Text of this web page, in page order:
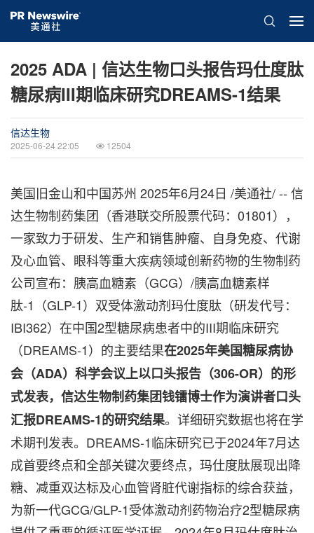
2025 ADA | 信达生物口头报告玛仕度肽
糖尿病III期临床研究DREAMS-1结果
信达生物
2025-06-24 22:05 12504
美国旧金山和中国苏州 2025年6月24日 /美通社/ -- 信
达生物制药集团（香港联交所股票代码：01801），
一家致力于研发、生产和销售肿瘤、自身免疫、代谢
及心血管、眼科等重大疾病领域创新药物的生物制药
公司宣布：胰高血糖素（GCG）/胰高血糖素样
肽-1（GLP-1）双受体激动剂玛仕度肽（研发代号：
IBI362）在中国2型糖尿病患者中的III期临床研究
（DREAMS-1）的主要结果在2025年美国糖尿病协
会（ADA）科学会议上以口头报告（306-OR）的形
式发表，信达生物制药集团钱镭博士作为演讲者口头
汇报DREAMS-1的研究结果。详细研究数据也将在学
术期刊发表。DREAMS-1临床研究已于2024年7月达
成首要终点和全部关键次要终点，玛仕度肽展现出降
糖、减重双达标及心血管肾脏代谢指标的综合获益，
为新一代GCG/GLP-1受体激动剂药物治疗2型糖尿病